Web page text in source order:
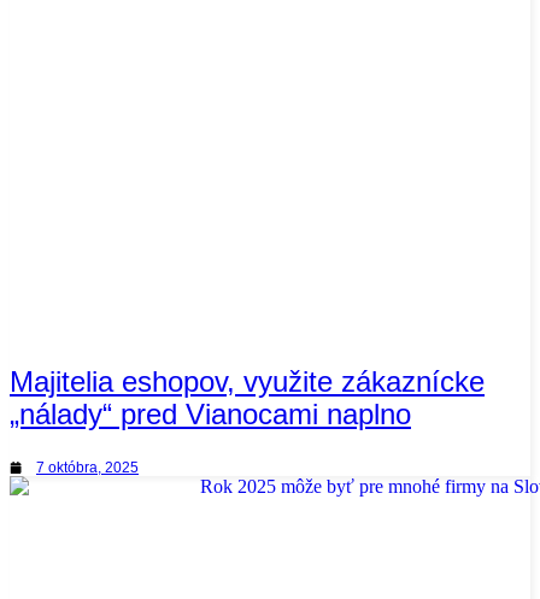
Majitelia eshopov, využite zákaznícke
„nálady“ pred Vianocami naplno
7 októbra, 2025